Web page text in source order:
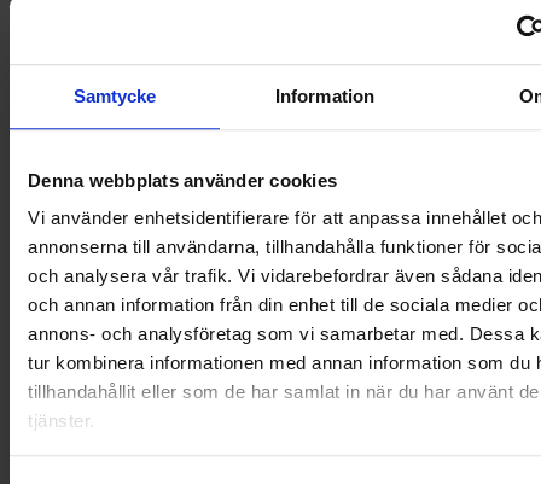
Samtycke Information
Denna webbplats använder cookies
Vi använder enhetsidentifierare för att anpassa innehållet och
annonserna till användarna, tillhandahålla funktioner för
och analysera vår trafik. Vi vidarebefordrar även sådana
och annan information från din enhet till de sociala medier
annons- och analysföretag som vi samarbetar med. Dessa
tur kombinera informationen med annan information som du
tillhandahållit eller som de har samlat in när du har använt
tjänster.
OHLSSONS REGION MITT
OHLSSONSKOLLEGOR
RENHÅLLNING
SAMARBETEN
SOCIALT ANSVAR